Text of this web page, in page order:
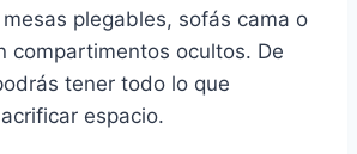
plegables, sofás cama o
compartimentos ocultos. De
tener todo lo que
espacio.